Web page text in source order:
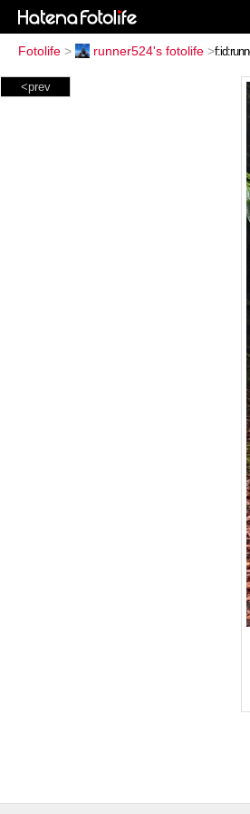
Fotolife > runner524's fotolife >
<prev